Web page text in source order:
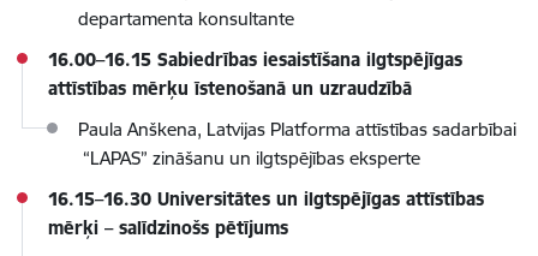
departamenta konsultante
16.00–16.15 Sabiedrības iesaistīšana ilgtspējīgas
attīstības mērķu īstenošanā un uzraudzībā
Paula Anškena, Latvijas Platforma attīstības sadarbībai
“LAPAS” zināšanu un ilgtspējības eksperte
16.15–16.30 Universitātes un ilgtspējīgas attīstības
mērķi – salīdzinošs pētījums